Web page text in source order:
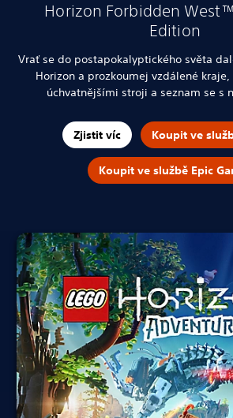
Horizon Forbidden
Edition
Vrať se do postapokalyptického světa
Horizon a prozkoumej vzdálené
úchvatnějšími stroji a seznam se s
Zjistit víc Koupit ve
Koupit ve službě Epic